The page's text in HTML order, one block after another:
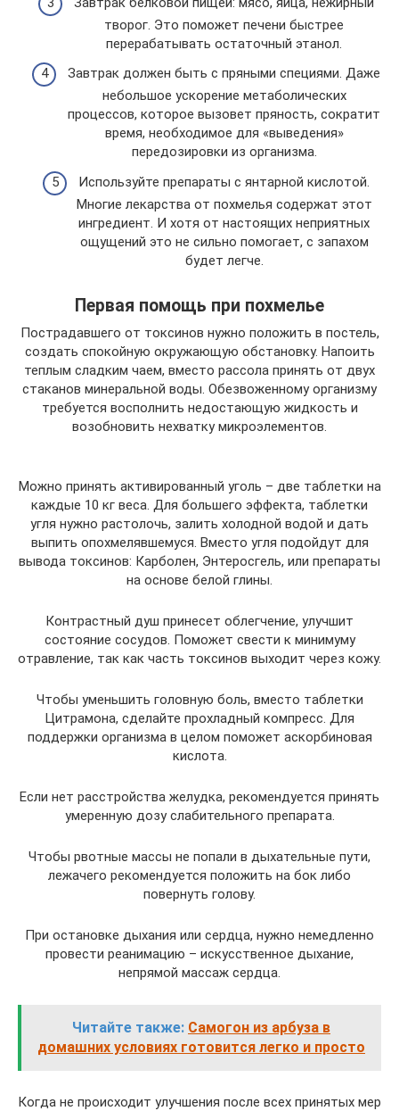
творог. Это поможет печени быстрее
перерабатывать остаточный этанол.
Завтрак должен быть с пряными специями. Даже
небольшое ускорение метаболических
процессов, которое вызовет пряность, сократит
время, необходимое для «выведения»
передозировки из организма.
Используйте препараты с янтарной кислотой.
Многие лекарства от похмелья содержат этот
ингредиент. И хотя от настоящих неприятных
ощущений это не сильно помогает, с запахом
будет легче.
Первая помощь при похмелье
Пострадавшего от токсинов нужно положить в постель,
создать спокойную окружающую обстановку. Напоить
теплым сладким чаем, вместо рассола принять от двух
стаканов минеральной воды. Обезвоженному организму
требуется восполнить недостающую жидкость и
возобновить нехватку микроэлементов.
Можно принять активированный уголь – две таблетки на
каждые 10 кг веса. Для большего эффекта, таблетки
угля нужно растолочь, залить холодной водой и дать
выпить опохмелявшемуся. Вместо угля подойдут для
вывода токсинов: Карболен, Энтеросгель, или препараты
на основе белой глины.
Контрастный душ принесет облегчение, улучшит
состояние сосудов. Поможет свести к минимуму
отравление, так как часть токсинов выходит через кожу.
Чтобы уменьшить головную боль, вместо таблетки
Цитрамона, сделайте прохладный компресс. Для
поддержки организма в целом поможет аскорбиновая
кислота.
Если нет расстройства желудка, рекомендуется принять
умеренную дозу слабительного препарата.
Чтобы рвотные массы не попали в дыхательные пути,
лежачего рекомендуется положить на бок либо
повернуть голову.
При остановке дыхания или сердца, нужно немедленно
провести реанимацию – искусственное дыхание,
непрямой массаж сердца.
Читайте также: Самогон из арбуза в
домашних условиях готовится легко и просто
Когда не происходит улучшения после всех принятых мер